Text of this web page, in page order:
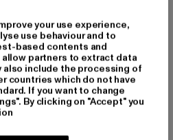
your use experience,
use behaviour and to
based contents and
partners to extract data
also include the processing of
countries which do not have
If you want to change
By clicking on "Accept" you